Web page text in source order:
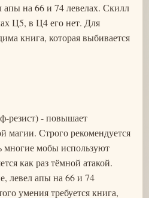
апы на 66 и 74 левелах. Скилл
Ц5, в Ц4 его нет. Для
книга, которая выбивается
резист) - повышает
магии. Строго рекомендуется
многие мобы используют
как раз тёмной атакой.
левел апы на 66 и 74
умения требуется книга,